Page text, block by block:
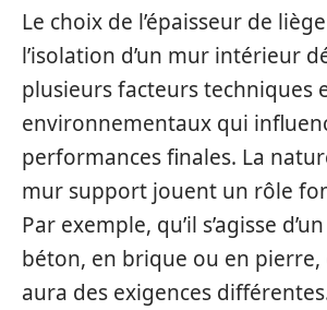
Le choix de l’épaisseur de
l’isolation d’un mur intérieur
plusieurs facteurs techniques
environnementaux qui
performances finales. La
mur support jouent un rôle
Par exemple, qu’il s’agisse
béton, en brique ou en pierre,
aura des exigences